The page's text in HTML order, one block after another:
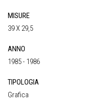
MISURE
39 X 29,5
ANNO
1985 - 1986
TIPOLOGIA
Grafica